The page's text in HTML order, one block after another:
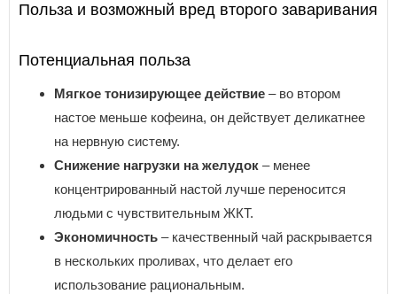
Польза и возможный вред второго заваривания
Потенциальная польза
Мягкое тонизирующее действие – во втором
настое меньше кофеина, он действует деликатнее
на нервную систему.
Снижение нагрузки на желудок – менее
концентрированный настой лучше переносится
людьми с чувствительным ЖКТ.
Экономичность – качественный чай раскрывается
в нескольких проливах, что делает его
использование рациональным.